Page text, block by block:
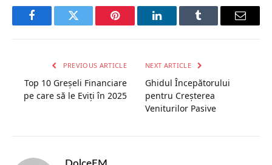
FacebookTwitter Pinterest LinkedInTumblr Email
PREVIOUS ARTICLE
Top 10 Greșeli Financiare
pe care să le Eviți în 2025
NEXT ARTICLE
Ghidul Începătorului
pentru Creșterea
Veniturilor Pasive